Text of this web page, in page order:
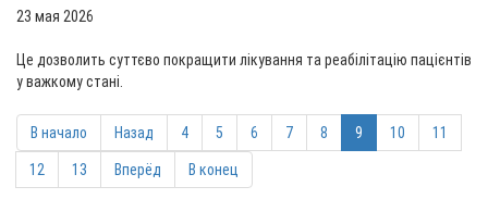
23 мая 2026
Це дозволить суттєво покращити лікування та реабілітацію пацієнтів
у важкому стані.
В начало Назад 4 5 6 7 8 9 10 11
12 13 Вперёд В конец